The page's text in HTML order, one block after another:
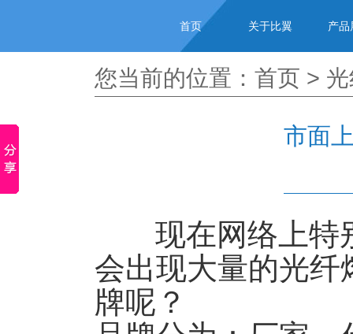
首页 关于比翼 产品
您当前的位置： 首页 >
市面
现在网络上特别
会出现大量的光
牌呢？